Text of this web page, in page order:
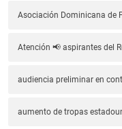
Asociación Dominicana de
Atención 📢 aspirantes del
audiencia preliminar en
aumento de tropas